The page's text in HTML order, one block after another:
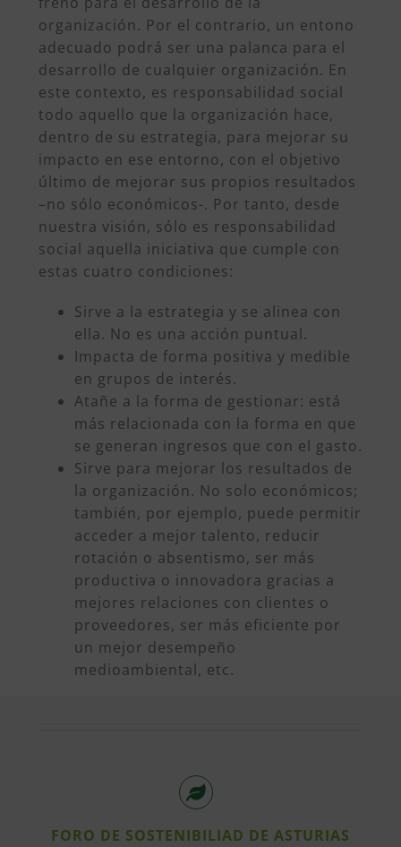
organización. Por el contrario, un entono
adecuado podrá ser una palanca para el
desarrollo de cualquier organización. En
este contexto, es responsabilidad social
todo aquello que la organización hace,
dentro de su estrategia, para mejorar su
impacto en ese entorno, con el objetivo
último de mejorar sus propios resultados
–no sólo económicos-. Por tanto, desde
nuestra visión, sólo es responsabilidad
social aquella iniciativa que cumple con
estas cuatro condiciones:
Sirve a la estrategia y se alinea con
ella. No es una acción puntual.
Impacta de forma positiva y medible
en grupos de interés.
Atañe a la forma de gestionar: está
más relacionada con la forma en que
se generan ingresos que con el gasto.
Sirve para mejorar los resultados de
la organización. No solo económicos;
también, por ejemplo, puede permitir
acceder a mejor talento, reducir
rotación o absentismo, ser más
productiva o innovadora gracias a
mejores relaciones con clientes o
proveedores, ser más eficiente por
un mejor desempeño
medioambiental, etc.
FORO DE SOSTENIBILIAD DE ASTURIAS